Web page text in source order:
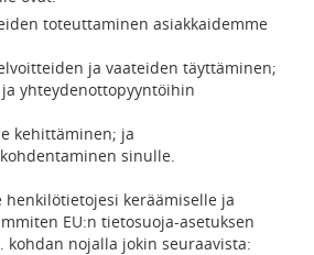
toteuttaminen asiakkaidemme
ja vaateiden täyttäminen;
yhteydenottopyyntöihin
kehittäminen; ja
sinulle.
keräämiselle ja
EU:n tietosuoja-asetuksen
kohdan nojalla jokin seuraavista: